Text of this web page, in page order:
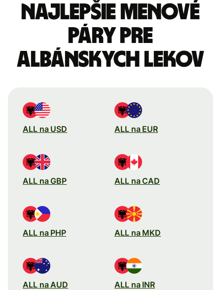
Najlepšie menové
páry pre
Albánskych lekov
ALL na USD ALL na EUR
ALL na GBP ALL na CAD
ALL na PHP ALL na MKD
ALL na AUD ALL na INR